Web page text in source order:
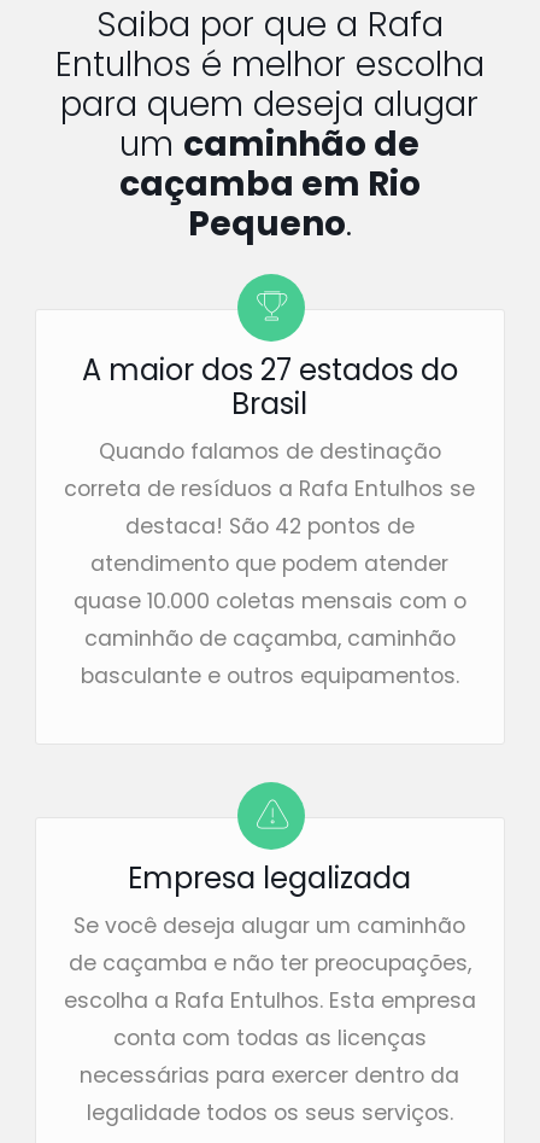
Saiba por que a Rafa
Entulhos é melhor escolha
para quem deseja alugar
um caminhão de
caçamba em Rio
Pequeno.
A maior dos 27 estados do
Brasil
Quando falamos de destinação
correta de resíduos a Rafa Entulhos se
destaca! São 42 pontos de
atendimento que podem atender
quase 10.000 coletas mensais com o
caminhão de caçamba, caminhão
basculante e outros equipamentos.
Empresa legalizada
Se você deseja alugar um caminhão
de caçamba e não ter preocupações,
escolha a Rafa Entulhos. Esta empresa
conta com todas as licenças
necessárias para exercer dentro da
legalidade todos os seus serviços.